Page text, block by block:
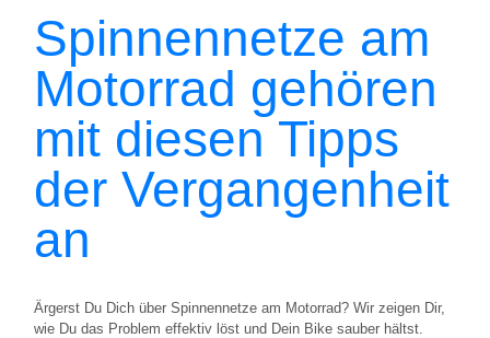
Spinnennetze am
Motorrad gehören
mit diesen Tipps
der Vergangenheit
an
Ärgerst Du Dich über Spinnennetze am Motorrad? Wir zeigen Dir,
wie Du das Problem effektiv löst und Dein Bike sauber hältst.